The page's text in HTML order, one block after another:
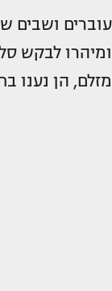
עוברים ושבים
ומיהרו לבקש
מזלם, הן נענו